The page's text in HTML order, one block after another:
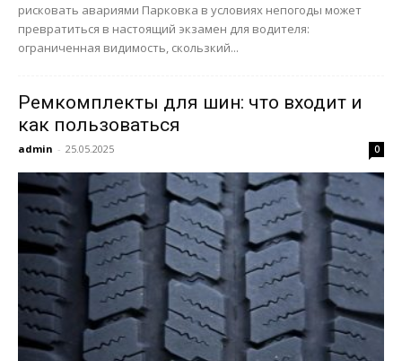
рисковать авариями Парковка в условиях непогоды может
превратиться в настоящий экзамен для водителя:
ограниченная видимость, скользкий...
Ремкомплекты для шин: что входит и
как пользоваться
admin - 25.05.2025 0